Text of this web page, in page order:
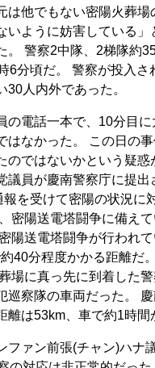
は他でもない密陽火葬
いように妨害している
。 警察2中隊、2梯隊約
6分頃だ。 警察が投入
30人内外であった。
の電話一本で、10分目
はなかった。 この日の
のではないかという疑
議員が慶南警察庁に提
報を受けて密陽の状況に
密陽送電塔闘争に備え
陽送電塔闘争が行われ
40分程度かかる距離だ
場に真っ先に到着した
巡察隊の車両だった。
離は53km、車で約1時間
ファン前張(チャン)ハナ